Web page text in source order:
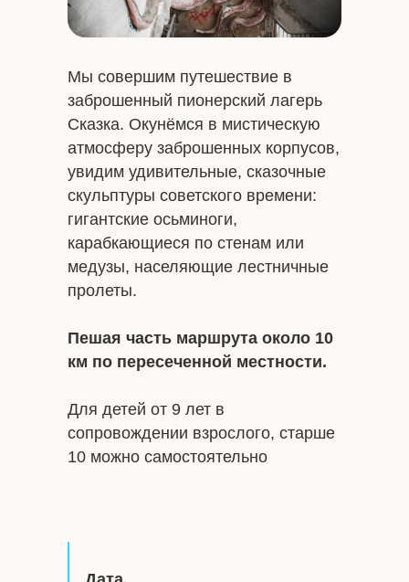
Мы совершим путешествие в
заброшенный пионерский лагерь
Сказка. Окунёмся в мистическую
атмосферу заброшенных корпусов,
увидим удивительные, сказочные
скульптуры советского времени:
гигантские осьминоги,
карабкающиеся по стенам или
медузы, населяющие лестничные
пролеты.
Пешая часть маршрута около 10
км по пересеченной местности.
Для детей от 9 лет в
сопровождении взрослого, старше
10 можно самостоятельно